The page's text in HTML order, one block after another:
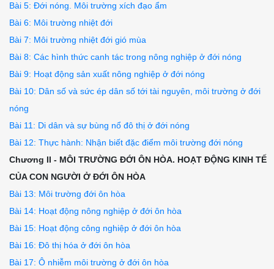
Bài 5: Đới nóng. Môi trường xích đạo ẩm
Bài 6: Môi trường nhiệt đới
Bài 7: Môi trường nhiệt đới gió mùa
Bài 8: Các hình thức canh tác trong nông nghiệp ở đới nóng
Bài 9: Hoạt động sản xuất nông nghiệp ở đới nóng
Bài 10: Dân số và sức ép dân số tới tài nguyên, môi trường ở đới
nóng
Bài 11: Di dân và sự bùng nổ đô thị ở đới nóng
Bài 12: Thực hành: Nhận biết đặc điểm môi trường đới nóng
Chương II - MÔI TRƯỜNG ĐỚI ÔN HÒA. HOẠT ĐỘNG KINH TẾ
CỦA CON NGƯỜI Ở ĐỚI ÔN HÒA
Bài 13: Môi trường đới ôn hòa
Bài 14: Hoạt động nông nghiệp ở đới ôn hòa
Bài 15: Hoạt động công nghiệp ở đới ôn hòa
Bài 16: Đô thị hóa ở đới ôn hòa
Bài 17: Ô nhiễm môi trường ở đới ôn hòa